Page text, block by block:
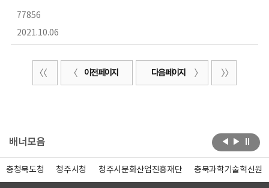
77856
2021.10.06
이전 페이지 다음 페이지
배너모음
충청북도청 청주시청 청주시문화산업진흥재단 충북과학기술혁신원